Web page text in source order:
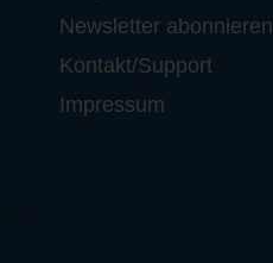
Newsletter abonnieren
Kontakt/Support
Impressum